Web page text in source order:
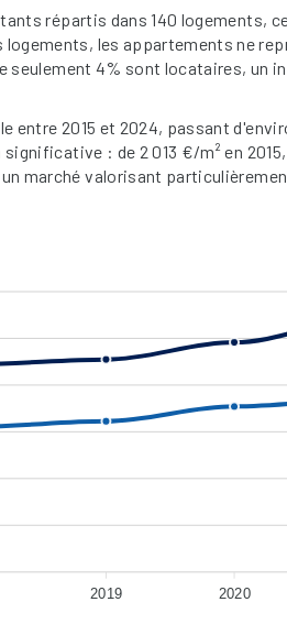
répartis dans 140
les appartements ne
4% sont locataires, un
2015 et 2024, passant
: de 2 013 €/m² en
marché valorisant
2019 2020